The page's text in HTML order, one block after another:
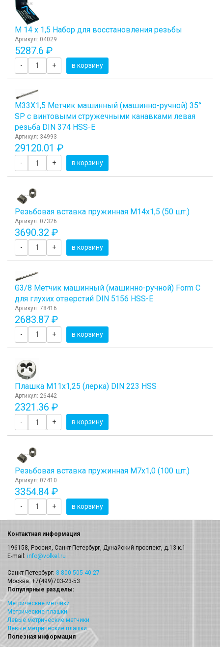
М 14 х 1,5 Набор для восстановления резьбы
Артикул: 04029
5287.6 ₽
- + в корзину
М33Х1,5 Метчик машинный (машинно-ручной) 35°
SP с винтовыми стружечными канавками левая
резьба DIN 374 HSS-E
Артикул: 34993
29120.01 ₽
- + в корзину
Резьбовая вставка пружинная M14x1,5 (50 шт.)
Артикул: 07326
3690.32 ₽
- + в корзину
G3/8 Метчик машинный (машинно-ручной) Form C
для глухих отверстий DIN 5156 HSS-E
Артикул: 78416
2683.87 ₽
- + в корзину
Плашка М11x1,25 (лерка) DIN 223 HSS
Артикул: 26442
2321.36 ₽
- + в корзину
Резьбовая вставка пружинная M7x1,0 (100 шт.)
Артикул: 07410
3354.84 ₽
- + в корзину
Контактная информация
196158, Россия, Санкт-Петербург, Дунайский проспект, д.13 к.1
E-mail: info@volkel.ru
Санкт-Петербург: 8-800-505-40-27
Москва: +7(499)703-23-53
Популярные разделы:
Метрические метчики
Метрические плашки
Левые метрические метчики
Левые метрические плашки
Полезная информация